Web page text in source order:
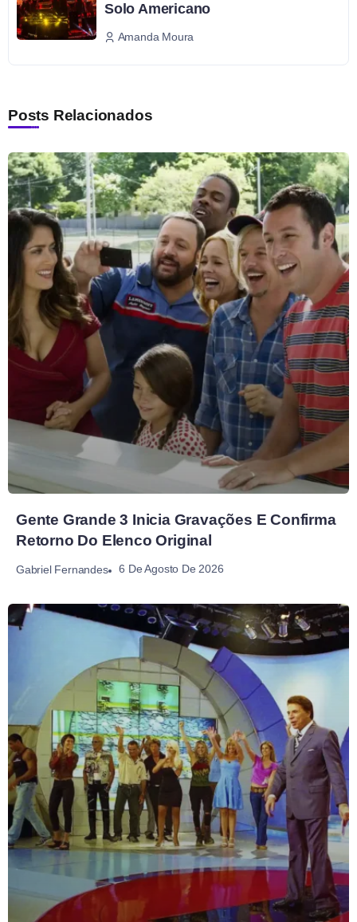
Solo Americano
Amanda Moura
Posts Relacionados
Gente Grande 3 Inicia Gravações E Confirma
Retorno Do Elenco Original
Gabriel Fernandes 6 De Agosto De 2026